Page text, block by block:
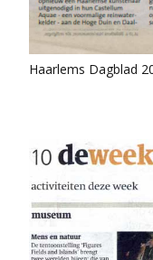
Haarlems Dagblad